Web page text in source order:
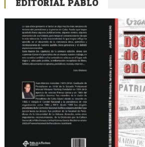
EDITORIAL PABLO